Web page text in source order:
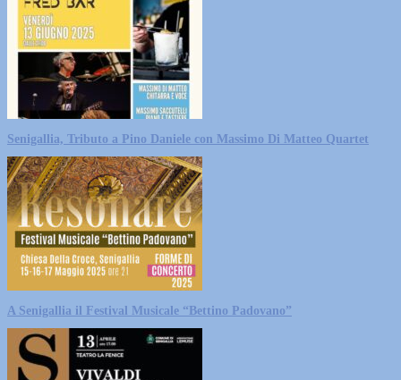
Senigallia, Tributo a Pino Daniele con Massimo Di Matteo Quartet
A Senigallia il Festival Musicale “Bettino Padovano”